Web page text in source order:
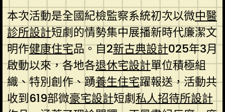
本次活動是全國紀檢監察系統初次以微中醫
診所設計短劇的情勢集中展播新時代廉潔文
明作健康住宅品。自2新古典設計025年3月
啟動以來，各地各退休宅設計單位積極組
織、特別創作、踴養生住宅躍報送，活動共
收到619部微豪宅設計短劇私人招待所設計